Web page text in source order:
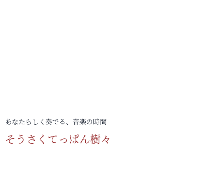
あなたらしく奏でる、音楽の時間
そうさくてっぱん樹々